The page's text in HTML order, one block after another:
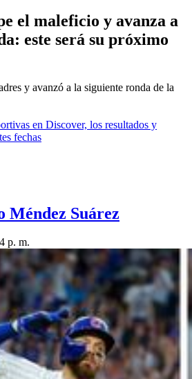
el maleficio y avanza a
este será su próximo
y avanzó a la siguiente ronda de la
en Discover, los resultados y
fechas
Méndez Suárez
p. m.